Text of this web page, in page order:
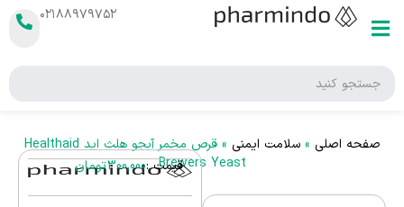
۰۲۱۸۸۹۷۹۷۵۲
صفحه اصلی »سلامت ایمنی »
قرص مخمر آبجو هلث اید Healthaid
Brewers Yeast
قیمت :300,000تومان